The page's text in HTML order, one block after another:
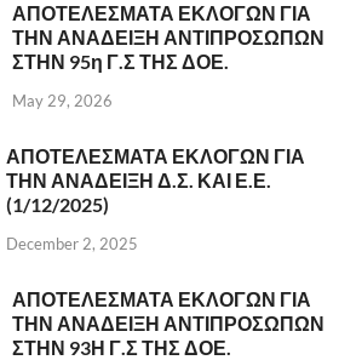
ΑΠΟΤΕΛΕΣΜΑΤΑ ΕΚΛΟΓΩΝ ΓΙΑ
ΤΗΝ ΑΝΑΔΕΙΞΗ ΑΝΤΙΠΡΟΣΩΠΩΝ
ΣΤΗΝ 95η Γ.Σ ΤΗΣ ΔΟΕ.
May 29, 2026
ΑΠΟΤΕΛΕΣΜΑΤΑ ΕΚΛΟΓΩΝ ΓΙΑ
ΤΗΝ ΑΝΑΔΕΙΞΗ Δ.Σ. ΚΑΙ Ε.Ε.
(1/12/2025)
December 2, 2025
ΑΠΟΤΕΛΕΣΜΑΤΑ ΕΚΛΟΓΩΝ ΓΙΑ
ΤΗΝ ΑΝΑΔΕΙΞΗ ΑΝΤΙΠΡΟΣΩΠΩΝ
ΣΤΗΝ 93Η Γ.Σ ΤΗΣ ΔΟΕ.